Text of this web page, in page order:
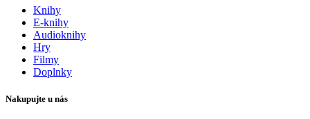
Knihy
E-knihy
Audioknihy
Hry
Filmy
Doplnky
Nakupujte u nás